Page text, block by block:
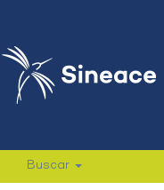
Buscar